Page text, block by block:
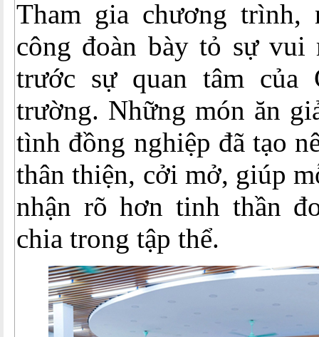
Tham gia chương trình,
công đoàn bày tỏ sự vui
trước sự quan tâm của
trường. Những món ăn
tình đồng nghiệp đã tạo
thân thiện, cởi mở, giúp
nhận rõ hơn tinh thần
chia trong tập thể.